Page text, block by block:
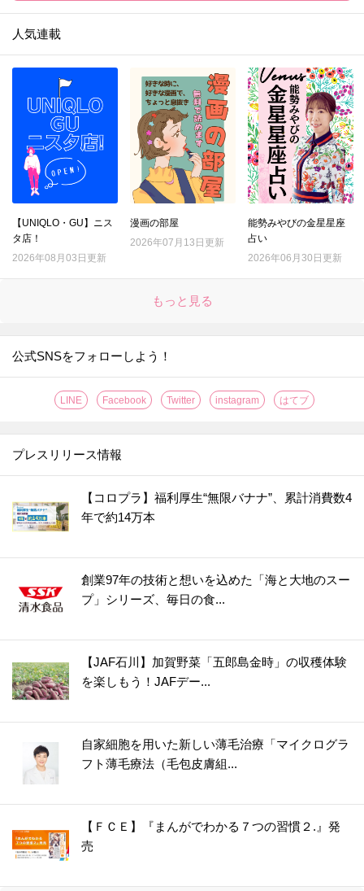
人気連載
【UNIQLO・GU】ニス
タ店！
2026年08月03日更新
漫画の部屋
2026年07月13日更新
能勢みやびの金星星座
占い
2026年06月30日更新
もっと見る
公式SNSをフォローしよう！
LINE Facebook Twitter instagram はてブ
プレスリリース情報
【コロプラ】福利厚生“無限バナナ”、累計消費数4
年で約14万本
創業97年の技術と想いを込めた「海と大地のスー
プ」シリーズ、毎日の食...
【JAF石川】加賀野菜「五郎島金時」の収穫体験
を楽しもう！JAFデー...
自家細胞を用いた新しい薄毛治療「マイクログラ
フト薄毛療法（毛包皮膚組...
【ＦＣＥ】『まんがでわかる７つの習慣２.』発
売